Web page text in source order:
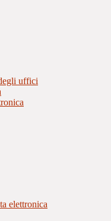
uffici
elettronica